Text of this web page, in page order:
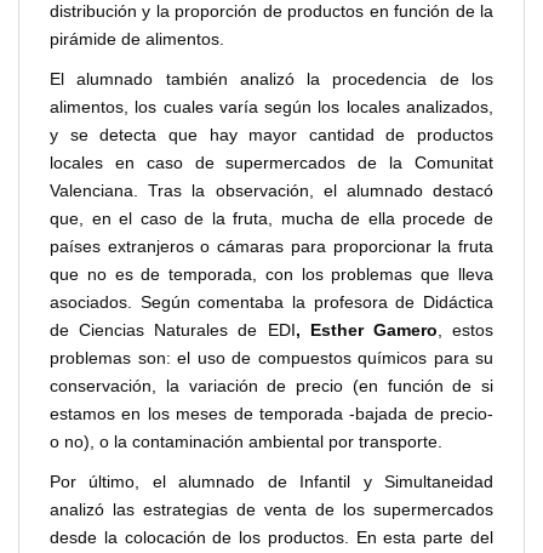
distribución y la proporción de productos en función de la
pirámide de alimentos.
El alumnado también analizó la procedencia de los
alimentos, los cuales varía según los locales analizados,
y se detecta que hay mayor cantidad de productos
locales en caso de supermercados de la Comunitat
Valenciana. Tras la observación, el alumnado destacó
que, en el caso de la fruta, mucha de ella procede de
países extranjeros o cámaras para proporcionar la fruta
que no es de temporada, con los problemas que lleva
asociados. Según comentaba la profesora de Didáctica
de Ciencias Naturales de EDI, Esther Gamero, estos
problemas son: el uso de compuestos químicos para su
conservación, la variación de precio (en función de si
estamos en los meses de temporada -bajada de precio-
o no), o la contaminación ambiental por transporte.
Por último, el alumnado de Infantil y Simultaneidad
analizó las estrategias de venta de los supermercados
desde la colocación de los productos. En esta parte del